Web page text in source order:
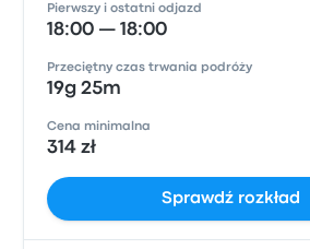
Pierwszy i ostatni odjazd
18:00 — 18:00
Przeciętny czas trwania podróży
19g 25m
Cena minimalna
314 zł
Sprawdź rozkład